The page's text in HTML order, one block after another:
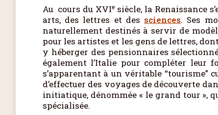
Au cours du XVIe siècle, la Renaissance
arts, des lettres et des sciences. Ses
naturellement destinés à servir de
pour les artistes et les gens de lettres,
y héberger des pensionnaires
également l’Italie pour compléter leur
s’apparentant à un véritable “tourisme”
d’effectuer des voyages de découverte
initiatique, dénommée « le grand tour »,
spécialisée.